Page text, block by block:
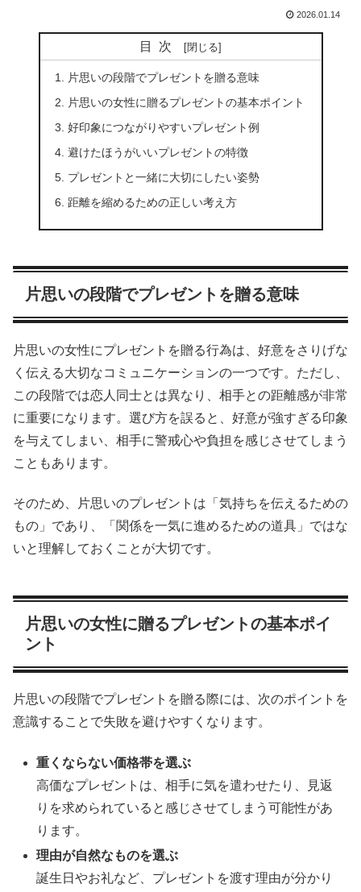
2026.01.14
目次
片思いの段階でプレゼントを贈る意味
片思いの女性に贈るプレゼントの基本ポイント
好印象につながりやすいプレゼント例
避けたほうがいいプレゼントの特徴
プレゼントと一緒に大切にしたい姿勢
距離を縮めるための正しい考え方
片思いの段階でプレゼントを贈る意味
片思いの女性にプレゼントを贈る行為は、好意をさりげな
く伝える大切なコミュニケーションの一つです。ただし、
この段階では恋人同士とは異なり、相手との距離感が非常
に重要になります。選び方を誤ると、好意が強すぎる印象
を与えてしまい、相手に警戒心や負担を感じさせてしまう
こともあります。
そのため、片思いのプレゼントは「気持ちを伝えるための
もの」であり、「関係を一気に進めるための道具」ではな
いと理解しておくことが大切です。
片思いの女性に贈るプレゼントの基本ポイ
ント
片思いの段階でプレゼントを贈る際には、次のポイントを
意識することで失敗を避けやすくなります。
重くならない価格帯を選ぶ
高価なプレゼントは、相手に気を遣わせたり、見返
りを求められていると感じさせてしまう可能性があ
ります。
理由が自然なものを選ぶ
誕生日やお礼など、プレゼントを渡す理由が分かり